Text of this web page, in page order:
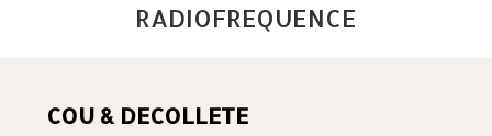
RADIOFREQUENCE
COU & DECOLLETE